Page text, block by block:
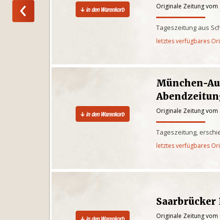
Originale Zeitung vom
Tageszeitung aus
letztes verfügbares
München-
Originale Zeitung vom
Tageszeitung,
letztes verfügbares
Originale Zeitung vom